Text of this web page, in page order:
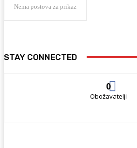
Nema postova za prikaz
STAY CONNECTED
0
Obožavatelji